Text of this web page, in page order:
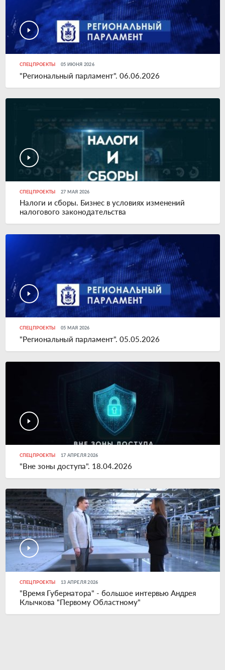
СПЕЦПРОЕКТЫ 05 ИЮНЯ 2026
"Региональный парламент". 06.06.2026
СПЕЦПРОЕКТЫ 27 МАЯ 2026
Налоги и сборы. Бизнес в условиях изменений
налогового законодательства
СПЕЦПРОЕКТЫ 05 МАЯ 2026
"Региональный парламент". 05.05.2026
СПЕЦПРОЕКТЫ 17 АПРЕЛЯ 2026
"Вне зоны доступа". 18.04.2026
СПЕЦПРОЕКТЫ 13 АПРЕЛЯ 2026
"Время Губернатора" - большое интервью Андрея
Клычкова "Первому Областному"